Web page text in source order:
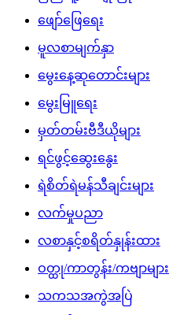
ဖျော်ဖြေရေး
မူလစာမျက်နှာ
မွေးနေ့ဆုတောင်းများ
မွေးမြူရေး
မှတ်တမ်းဗီဒီယိုများ
ရင်ဖွင့်ဆွေးနွေး
ရဲစိတ်ရဲမန်သီချင်းများ
လက်မှုပညာ
လစာနှင့်စရိတ်နှုန်းထား
ဝတ္ထု/ကာတွန်း/ကဗျာများ
သကသအကွဲအပြဲ